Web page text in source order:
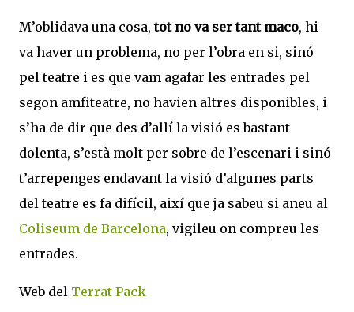
M’oblidava una cosa,tot no va ser tant maco, hi
va haver un problema, no per l’obra en si, sinó
pel teatre i es que vam agafar les entrades pel
segon amfiteatre, no havien altres disponibles, i
s’ha de dir que des d’allí la visió es bastant
dolenta, s’està molt per sobre de l’escenari i sinó
t’arrepenges endavant la visió d’algunes parts
del teatre es fa difícil, així que ja sabeu si aneu al
Coliseum de Barcelona, vigileu on compreu les
entrades.
Web del Terrat Pack